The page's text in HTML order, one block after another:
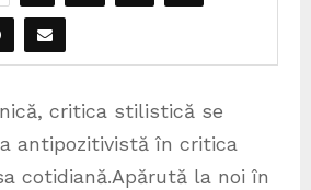
critica stilistică se
antipozitivistă în critica
cotidiană.Apărută la noi în